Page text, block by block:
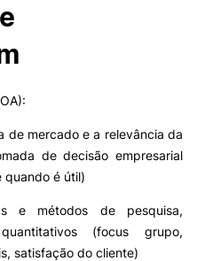
de mercado e a relevância da
de decisão empresarial
quando é útil)
e métodos de pesquisa,
(focus grupo,
satisfação do cliente)